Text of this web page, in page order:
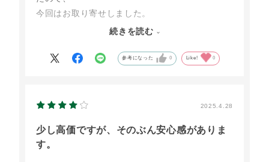
今回はお取り寄せしました。
矢張り味は変わっていませんでした。
今回は、卵ばかりではなく、パンケーキやプリン
続きを読む
参考になった 0 Like! 0
2025.4.28
少し高価ですが、そのぶん安心感がありま
す。